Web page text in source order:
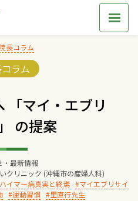
院長コラム
ラム
「マイ・エブリ
の提案
・最新情報
クリニック (沖縄市の産婦人科)
イマー病真実と終焉
マイエブリサイ
運動習慣 里直行先生
クセス
ごあいさつ
クの経営理念